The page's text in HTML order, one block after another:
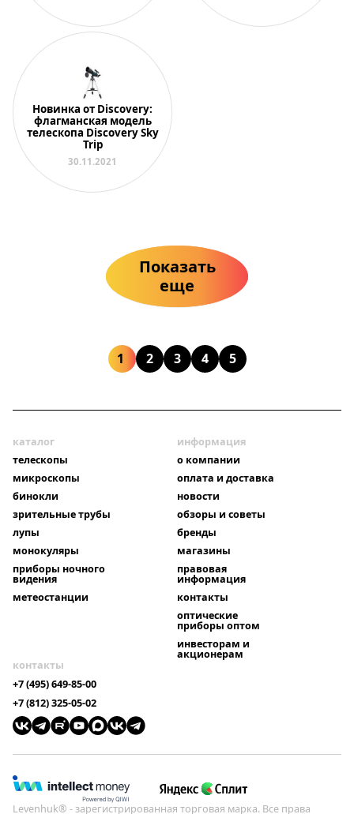
Новинка от Discovery:
флагманская модель
телескопа Discovery Sky
Trip
30.11.2021
Показать
еще
1 2 3 4 5
каталог
телескопы
микроскопы
бинокли
зрительные трубы
лупы
монокуляры
приборы ночного
видения
метеостанции
информация
о компании
оплата и доставка
новости
обзоры и советы
бренды
магазины
правовая
информация
контакты
оптические
приборы оптом
инвесторам и
акционерам
контакты
+7 (495) 649-85-00
+7 (812) 325-05-02
Levenhuk® - зарегистрированная торговая марка. Все права